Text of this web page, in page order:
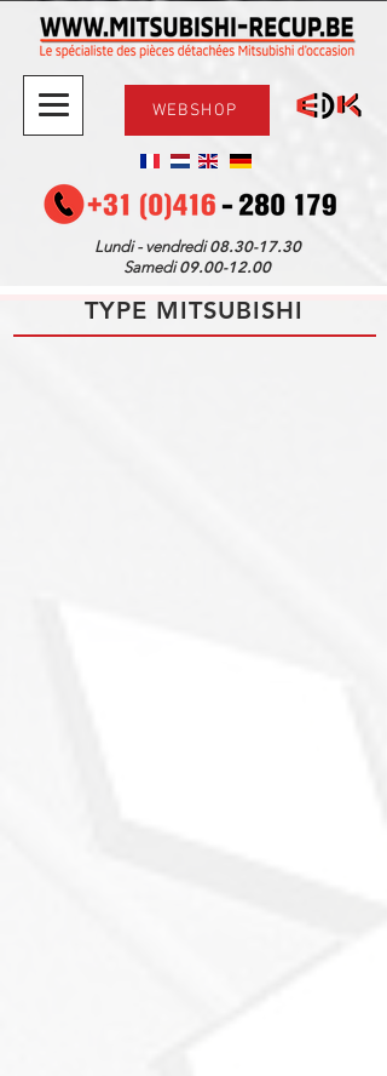
WEBSHOP
Lundi - vendredi08.30-17.30
Samedi09.00-12.00
TYPE MITSUBISHI